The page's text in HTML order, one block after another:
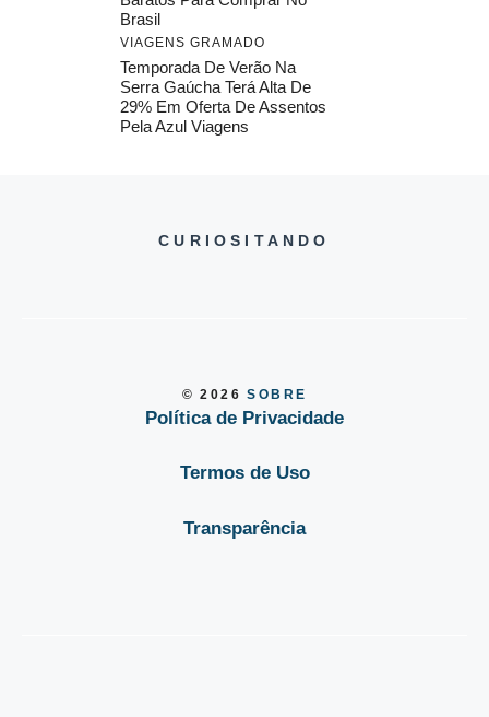
Brasil
VIAGENS GRAMADO
Temporada De Verão Na
Serra Gaúcha Terá Alta De
29% Em Oferta De Assentos
Pela Azul Viagens
CURIOSITANDO
© 2026SOBRE
Política de Privacidade
Termos de Uso
Transparência